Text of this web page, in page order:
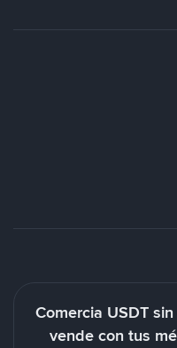
Comercia USDT
vende con tus